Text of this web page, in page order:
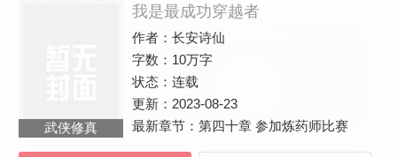
武侠修真
我是最成功穿越者
作者：长安诗仙
字数： 10万字
状态：连载
更新： 2023-08-23
最新章节：第四十章 参加炼药师比赛